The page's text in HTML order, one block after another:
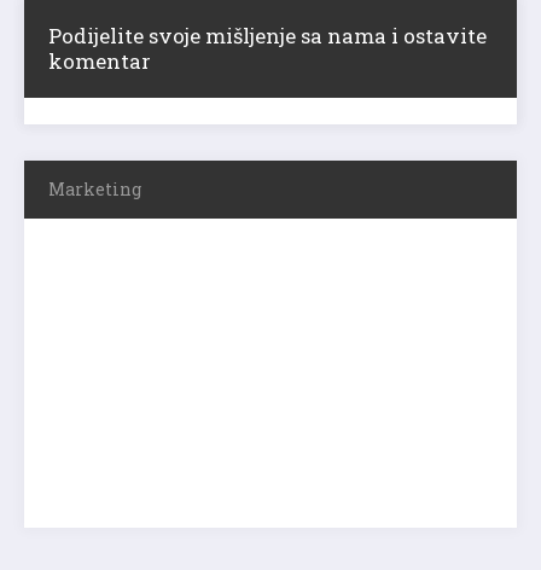
Podijelite svoje mišljenje sa nama i ostavite
komentar
Marketing